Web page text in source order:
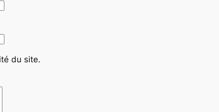
du site.